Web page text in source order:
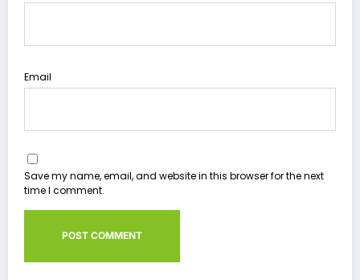
Email
Save my name, email, and website in this browser for the next
time I comment.